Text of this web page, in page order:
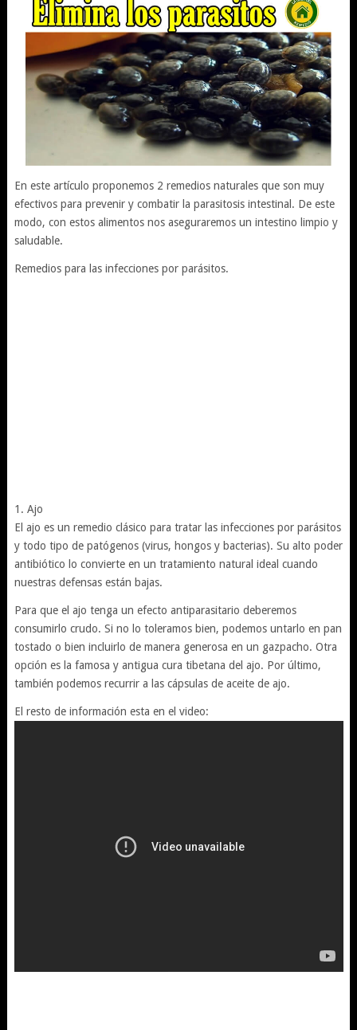
En este artículo proponemos 2 remedios naturales que son muy
efectivos para prevenir y combatir la parasitosis intestinal. De este
modo, con estos alimentos nos aseguraremos un intestino limpio y
saludable.
Remedios para las infecciones por parásitos.
1. Ajo
El ajo es un remedio clásico para tratar las infecciones por parásitos
y todo tipo de patógenos (virus, hongos y bacterias). Su alto poder
antibiótico lo convierte en un tratamiento natural ideal cuando
nuestras defensas están bajas.
Para que el ajo tenga un efecto antiparasitario deberemos
consumirlo crudo. Si no lo toleramos bien, podemos untarlo en pan
tostado o bien incluirlo de manera generosa en un gazpacho. Otra
opción es la famosa y antigua cura tibetana del ajo. Por último,
también podemos recurrir a las cápsulas de aceite de ajo.
El resto de información esta en el video: